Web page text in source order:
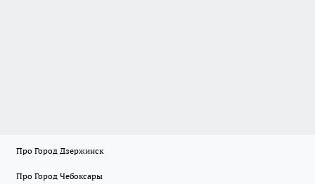
Про Город Дзержинск
Про Город Чебоксары